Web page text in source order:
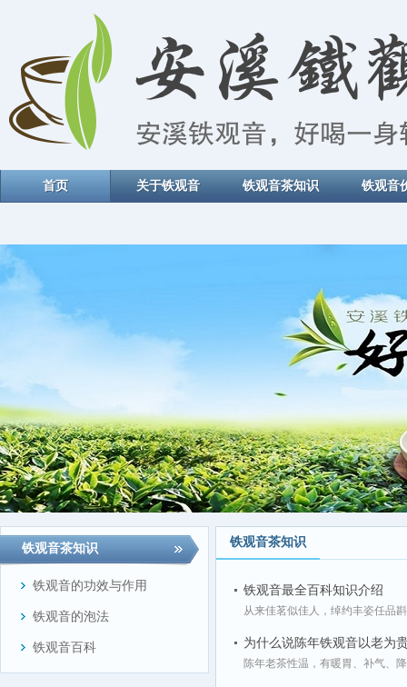
首页 关于铁观音 铁观音茶知识 铁观音
铁观音茶知识
铁观音的功效与作用
铁观音的泡法
铁观音百科
铁观音茶知识
铁观音最全百科知识介绍
从来佳茗似佳人，绰约丰姿任品
为什么说陈年铁观音以老为
陈年老茶性温，有暖胃、补气、